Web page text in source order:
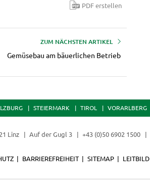
PDF erstellen
ZUM NÄCHSTEN ARTIKEL
Gemüsebau am bäuerlichen Betrieb
STEIERMARK TIROL VORARLBERG
Linz Auf der Gugl 3 +43 (0)50 6902 1500
BARRIEREFREIHEIT SITEMAP LEITBILD